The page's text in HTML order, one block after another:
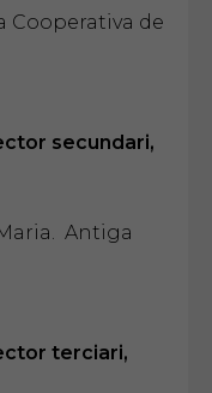
Cooperativa de
secundari,
Antiga
terciari,